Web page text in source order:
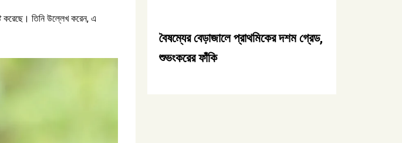
করেছে। তিনি উল্লেখ করেন, এ
বৈষম্যের বেড়াজালে প্রাথমিকের দশম গ্রেড,
শুভংকরের ফাঁকি